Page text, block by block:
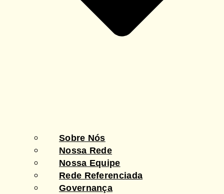
Sobre Nós
Nossa Rede
Nossa Equipe
Rede Referenciada
Governança